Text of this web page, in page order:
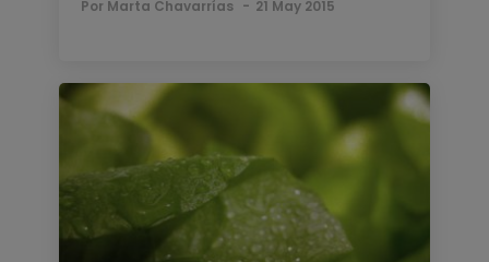
Por Marta Chavarrías 21 May 2015